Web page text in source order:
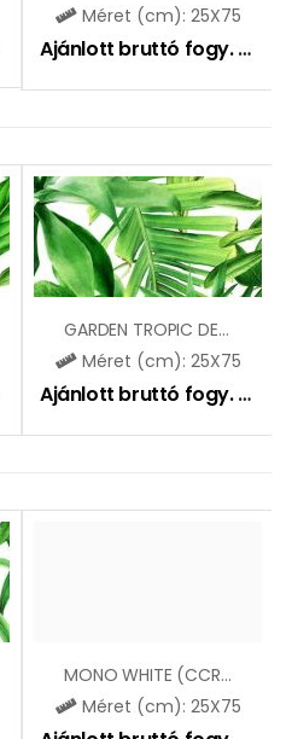
10750Ft
Méret (cm): 25X75
Ajánlott bruttó fogy. ár:
8390Ft
GARDEN TROPIC DEKOR B
Méret (cm): 25X75
Ajánlott bruttó fogy. ár:
MONO WHITE (CCR10)
Méret (cm): 25X75